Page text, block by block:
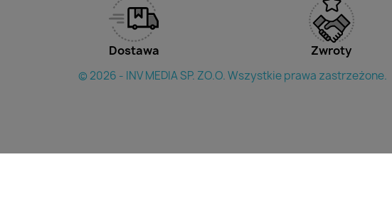
Dostawa Zwroty
© 2026 - INV MEDIA SP. ZO.O. Wszystkie prawa zastrzeżone.